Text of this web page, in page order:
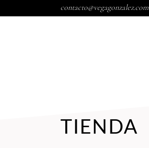
contacto@vegagonzalez.com
TIENDA